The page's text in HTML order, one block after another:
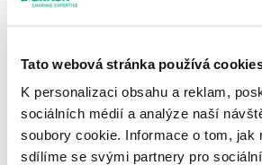
Tato webová stránka používá
K personalizaci obsahu a reklam,
sociálních médií a analýze naší
soubory cookie. Informace o tom, jak
sdílíme se svými partnery pro
Pacienti náchylní na vznik
vonkajšími aj vnútornými hemoroidmi.